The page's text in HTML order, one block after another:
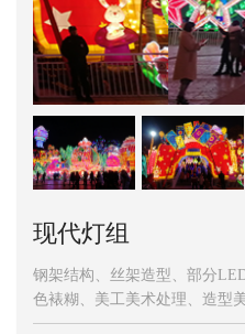
现代灯组
钢架结构、丝架造型、部分
色裱糊、美工美术处理、造型